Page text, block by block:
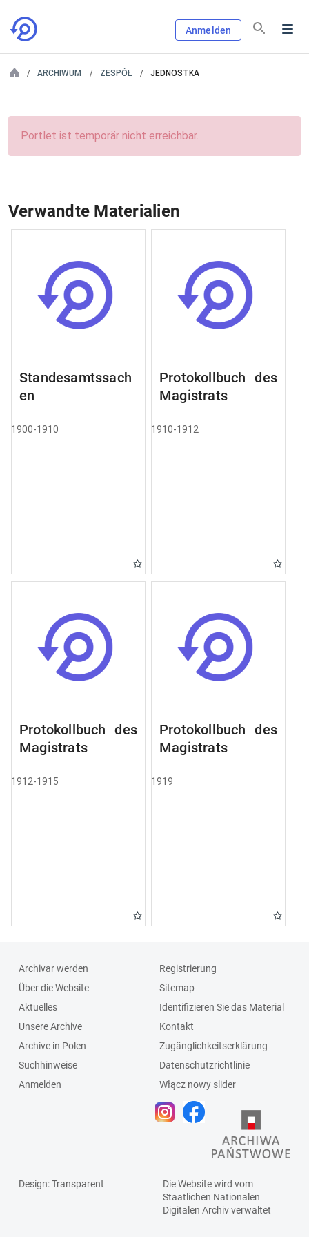
Anmelden
ARCHIWUM ZESPÓŁ JEDNOSTKA
Portlet ist temporär nicht erreichbar.
Verwandte Materialien
Standesamtssach
en
1900-1910
Protokollbuch des
Magistrats
1910-1912
Protokollbuch des
Magistrats
1912-1915
Protokollbuch des
Magistrats
1919
Archivar werden
Über die Website
Aktuelles
Unsere Archive
Archive in Polen
Suchhinweise
Anmelden
Registrierung
Sitemap
Identifizieren Sie das Material
Kontakt
Zugänglichkeitserklärung
Datenschutzrichtlinie
Włącz nowy slider
Design: Transparent
Die Website wird vom
Staatlichen Nationalen
Digitalen Archivverwaltet